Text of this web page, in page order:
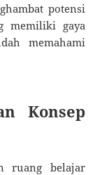
potensi
memiliki gaya
memahami
Konsep
ruang belajar